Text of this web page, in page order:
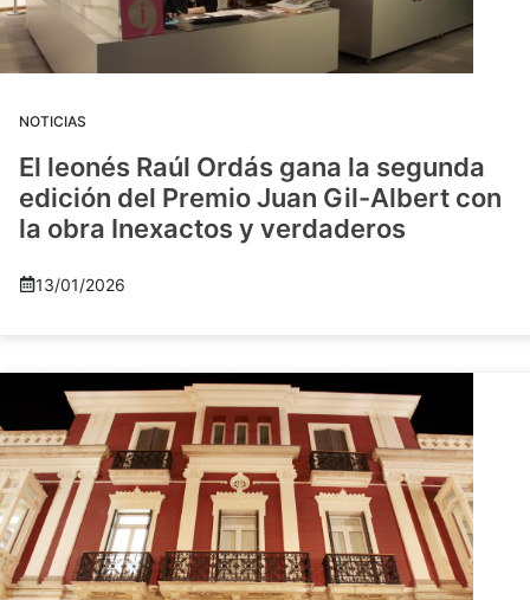
NOTICIAS
El leonés Raúl Ordás gana la segunda
edición del Premio Juan Gil-Albert con
la obra Inexactos y verdaderos
13/01/2026